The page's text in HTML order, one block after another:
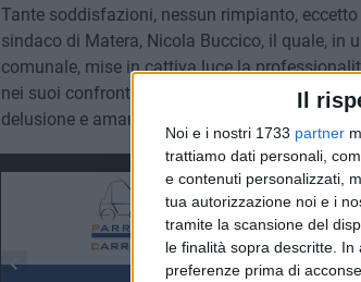
Il
Noi e i nostri 1733 partner
trattiamo dati personali,
e contenuti personalizzati,
tua autorizzazione noi e i
tramite la scansione del
le finalità sopra descritte.
preferenze prima di
Tante soddisfazioni, nessun rimpianto,
sindaco di Matera, Nicola Buccico, il quale, in
comunale, mise in cattiva luce la
nei suoi confronti. Parole che hanno lasciato
delusione e amarezza.